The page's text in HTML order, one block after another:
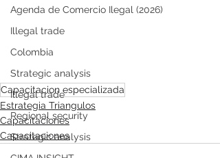
Agenda de Comercio Ilegal (2026)
Illegal trade
Colombia
Strategic analysis
Illegal trade
Regional security
Strategic analysis
Capacitacion especializada
Estrategia Triangulos
Capacitaciones
Capacitaciones